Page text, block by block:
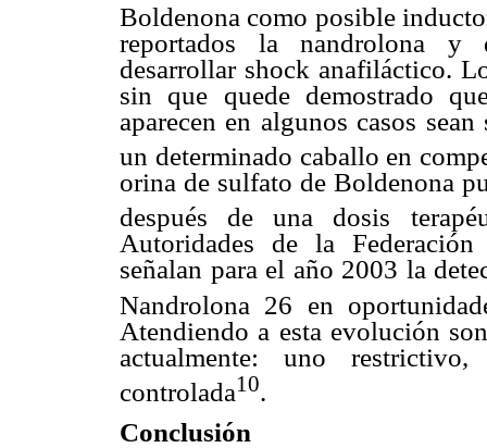
Boldenona como posible
reportados la nandrolona y
desarrollar shock anafiláctico.
sin que quede demostrado
aparecen en algunos casos
un determinado caballo en
orina de sulfato de Boldenona
después de una dosis
Autoridades de la
señalan para el año 2003 la
Nandrolona 26 en
Atendiendo a esta evolución
actualmente: uno
controlada10.
Conclusión